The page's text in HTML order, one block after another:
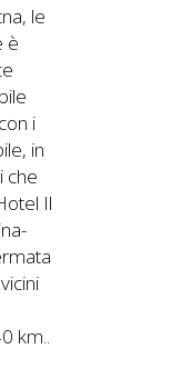
le
è
i
in
che
Il
km..